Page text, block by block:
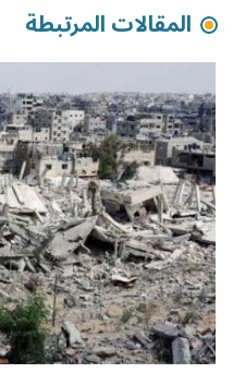
المقالات المرتبطة